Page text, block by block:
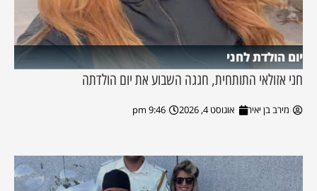
יום הולדת לחני
חני אזולאי התותחית, חגגה השבוע את יום הולדתה
מירב בן יאיר אוגוסט 4, 2026 9:46 pm